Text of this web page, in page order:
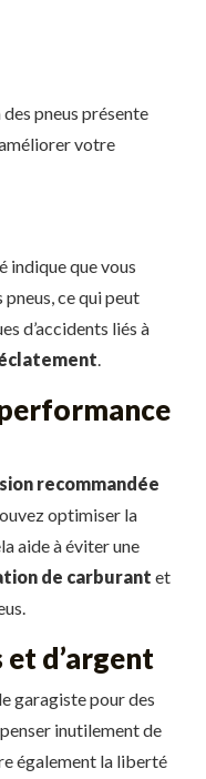
pneus présente
votre
indique que vous
ce qui peut
d’accidents liés à
.
recommandée
optimiser la
aide à éviter une
de carburant et
d’argent
garagiste pour des
inutilement de
également la liberté